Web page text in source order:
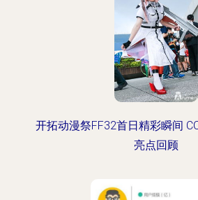
开拓动漫祭FF32首日精彩瞬间
亮点回顾